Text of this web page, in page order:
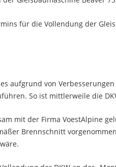
für die Vollendung der
aufgrund von
So ist mittlerweile die
mit der Firma VoestAlpine
Brennschnitt